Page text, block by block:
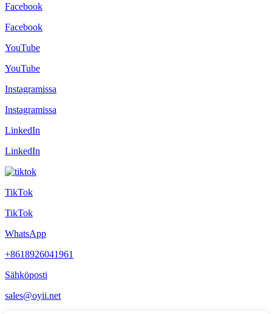
Facebook
Facebook
YouTube
YouTube
Instagramissa
Instagramissa
LinkedIn
LinkedIn
TikTok
TikTok
WhatsApp
+8618926041961
Sähköposti
sales@oyii.net